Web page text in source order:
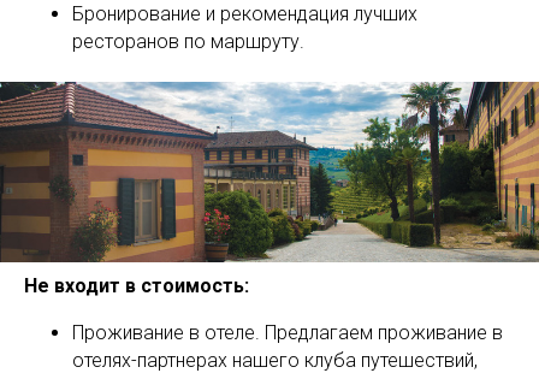
Бронирование и рекомендация лучших
ресторанов по маршруту.
Не входит в стоимость:
Проживание в отеле. Предлагаем проживание в
отелях-партнерах нашего клуба путешествий,